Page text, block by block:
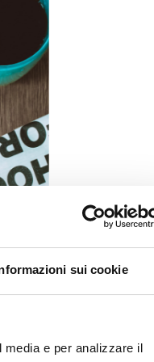
sui cookie
e per analizzare il
chiusura.